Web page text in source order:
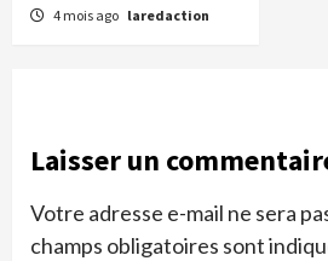
4 mois ago laredaction
Laisser un
Votre adresse e-mail ne sera
champs obligatoires sont